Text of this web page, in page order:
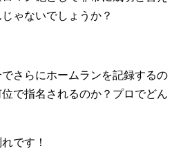
ゃないでしょうか？
さらにホームランを記録するの
で指名されるのか？プロでどん
です！